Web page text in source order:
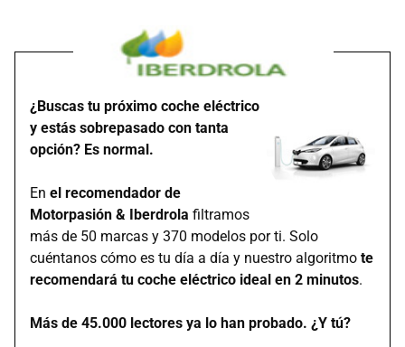
¿Buscas tu próximo coche eléctrico
y estás sobrepasado con tanta
opción? Es normal.
En el recomendador de
Motorpasión & Iberdrola filtramos
más de 50 marcas y 370 modelos por ti. Solo
cuéntanos cómo es tu día a día y nuestro algoritmo te
recomendará tu coche eléctrico ideal en 2 minutos.
Más de 45.000 lectores ya lo han probado. ¿Y tú?